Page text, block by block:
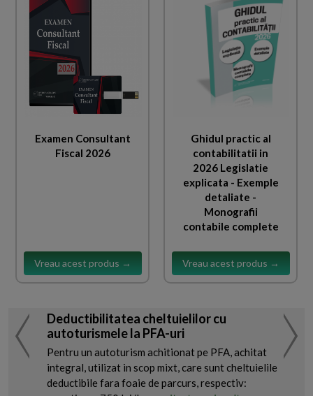
Examen Consultant
Fiscal 2026
Vreau acest produs →
Ghidul practic al
contabilitatii in
2026 Legislatie
explicata - Exemple
detaliate -
Monografii
contabile complete
Vreau acest produs →
Deductibilitatea cheltuielilor cu
autoturismele la PFA-uri
Pentru un autoturism achitionat pe PFA, achitat
integral, utilizat in scop mixt, care sunt cheltuielile
deductibile fara foaie de parcurs, respectiv: